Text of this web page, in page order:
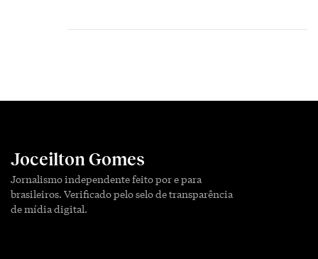
Joceilton Gomes
Jornalismo independente feito por e para
brasileiros. Verificado pelo selo de transparência
de mídia digital.